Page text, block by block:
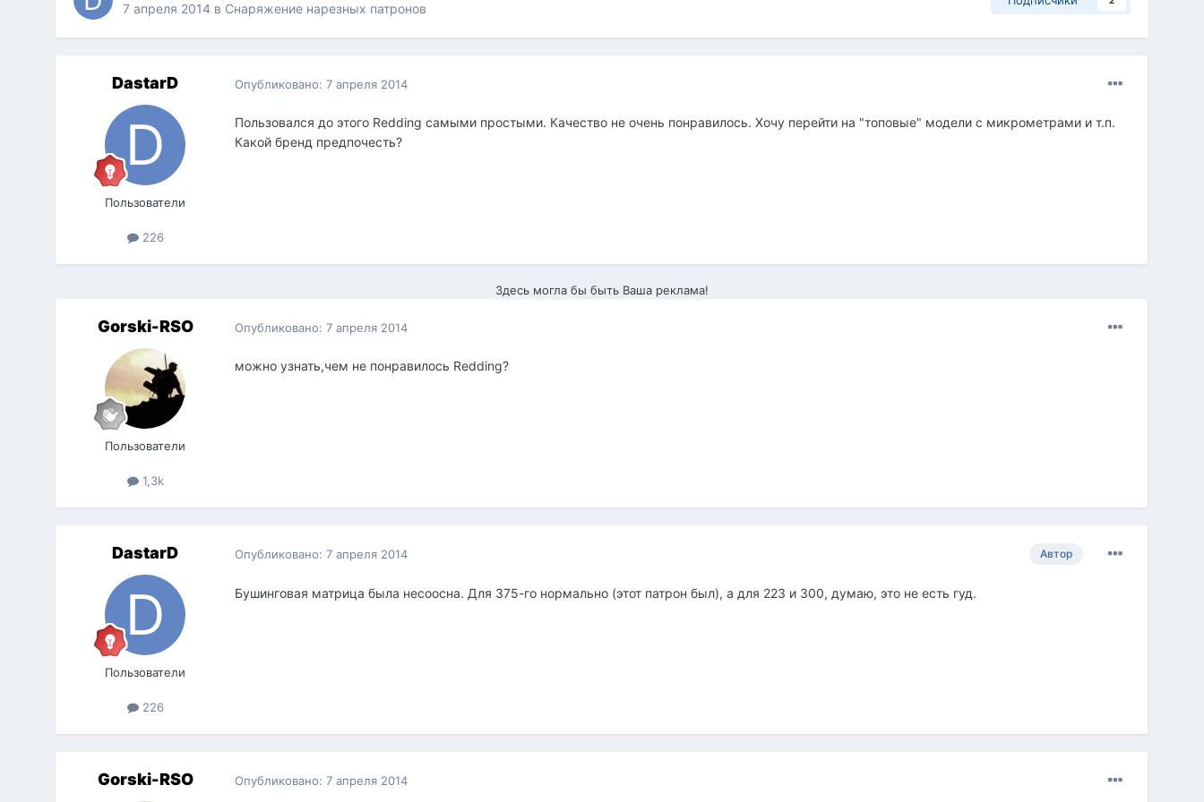
7 апреля 2014 в Снаряжение нарезных патронов
DastarD
Пользователи
226
Опубликовано:7 апреля 2014
Пользовался до этого Redding самыми простыми. Качество не очень понравилось. Хочу перейти на "топовые" модели с микрометрами и т.п.
Какой бренд предпочесть?
Здесь могла бы быть Ваша реклама!
Gorski-RSO
Пользователи
1,3k
Опубликовано:7 апреля 2014
можно узнать,чем не понравилось Redding?
DastarD
Пользователи
226
Автор
Опубликовано:7 апреля 2014
Бушинговая матрица была несоосна. Для 375-го нормально (этот патрон был), а для 223 и 300, думаю, это не есть гуд.
Gorski-RSO Опубликовано:7 апреля 2014